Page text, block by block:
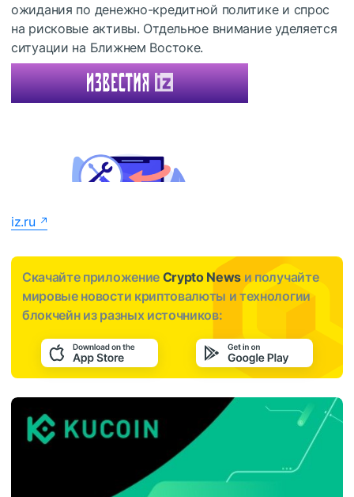
ожидания по денежно-кредитной политике и спрос
на рисковые активы. Отдельное внимание уделяется
ситуации на Ближнем Востоке.
iz.ru
Скачайте приложение Crypto News и получайте
мировые новости криптовалюты и технологии
блокчейн из разных источников: